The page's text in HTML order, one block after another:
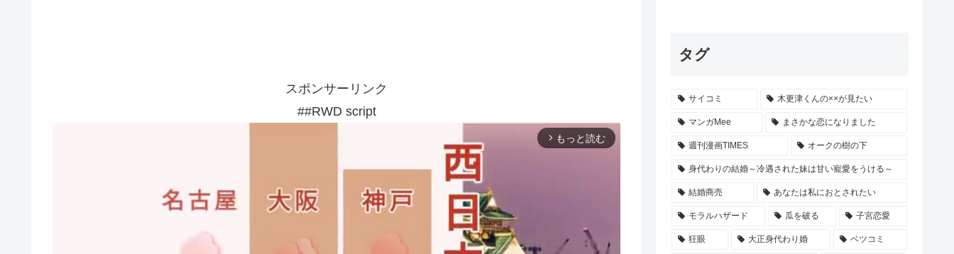
スポンサーリンク
##RWD script
arrow_forward_ios もっと読む
タグ
サイコミ 木更津くんの××が見たい
マンガMee まさかな恋になりました
週刊漫画TIMES オークの樹の下
身代わりの結婚～冷遇された妹は甘い寵愛をうける～
結婚商売 あなたは私におとされたい
モラルハザード 瓜を破る 子宮恋愛
狂眼 大正身代わり婚 ベツコミ